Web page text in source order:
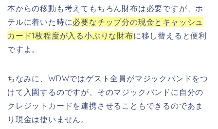
本からの移動も考えてもちろん財布は必要ですが、ホ
テルに着いた時に必要なチップ分の現金とキャッシュ
カード1枚程度が入る小ぶりな財布に移し替えると便利
ですよ。
ちなみに、WDWではゲスト全員がマジックバンドをつ
けて入園するのですが、そのマジックバンドに自分の
クレジットカードを連携させることもできるのであま
り現金は使いません。